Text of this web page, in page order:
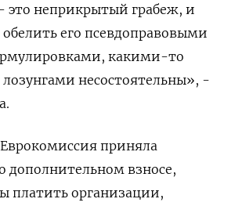
это неприкрытый грабеж, и
его псевдоправовыми
какими-то
несостоятельны», -
приняла
дополнительном ‌взносе,
платить организации,